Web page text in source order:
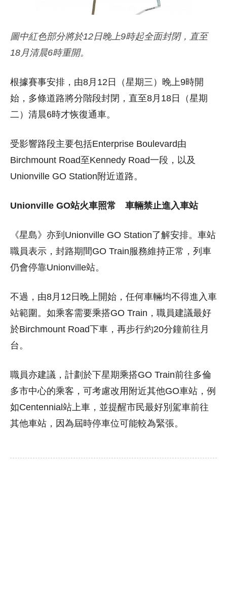
圖中紅色部分將於12日晚上9時起全面封閉，直至
18月清晨6時重開。
根據賽事安排，由8月12日（星期三）晚上9時開
始，多條道路將分階段封閉，直至8月18日（星期
二）清晨6時才恢復通車。
受影響路段主要包括Enterprise Boulevard由
Birchmount Road至Kennedy Road一段，以及
Unionville GO Station附近道路。
Unionville GO站火車照常 車輛禁止進入車站
《星島》亦到Unionville GO Station了解安排。車站
職員表示，封路期間GO Train服務維持正常，列車
仍會停靠Unionville站。
不過，由8月12日晚上開始，任何車輛均不得進入車
站範圍。如乘客需要乘搭GO Train，職員建議最好
於Birchmount Road下車，再步行約20分鐘前往月
台。
職員亦建議，計劃於下星期乘搭GO Train前往多倫
多市中心的乘客，可考慮改用附近其他GO車站，例
如Centennial站上車，並提醒市民最好別駕車前往
其他車站，因為屆時停車位可能較為緊張。